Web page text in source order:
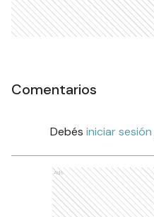
Comentarios
Debés iniciar sesión
Ads